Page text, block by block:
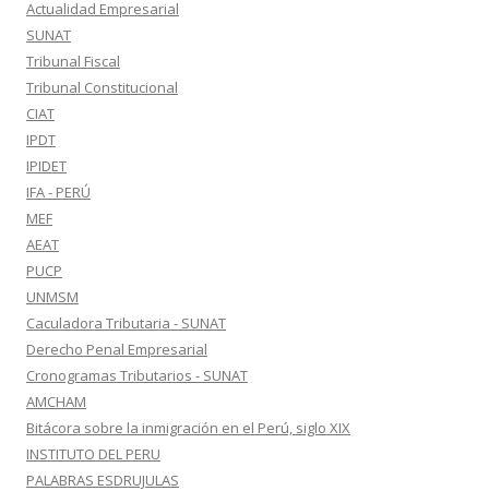
Actualidad Empresarial
SUNAT
Tribunal Fiscal
Tribunal Constitucional
CIAT
IPDT
IPIDET
IFA - PERÚ
MEF
AEAT
PUCP
UNMSM
Caculadora Tributaria - SUNAT
Derecho Penal Empresarial
Cronogramas Tributarios - SUNAT
AMCHAM
Bitácora sobre la inmigración en el Perú, siglo XIX
INSTITUTO DEL PERU
PALABRAS ESDRUJULAS